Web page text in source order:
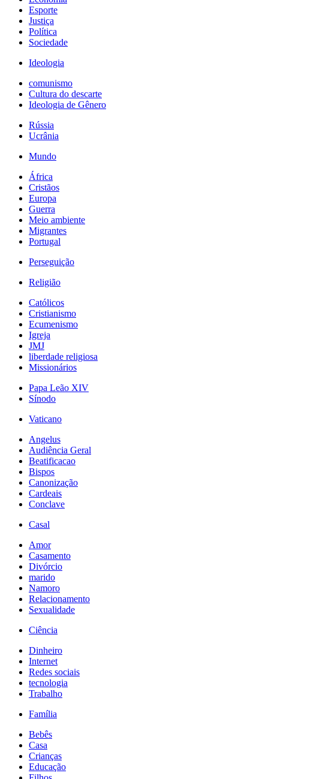
Esporte
Justiça
Política
Sociedade
Ideologia
comunismo
Cultura do descarte
Ideologia de Gênero
Rússia
Ucrânia
Mundo
África
Cristãos
Europa
Guerra
Meio ambiente
Migrantes
Portugal
Perseguição
Religião
Católicos
Cristianismo
Ecumenismo
Igreja
JMJ
liberdade religiosa
Missionários
Papa Leão XIV
Sínodo
Vaticano
Angelus
Audiência Geral
Beatificacao
Bispos
Canonização
Cardeais
Conclave
Casal
Amor
Casamento
Divórcio
marido
Namoro
Relacionamento
Sexualidade
Ciência
Dinheiro
Internet
Redes sociais
tecnologia
Trabalho
Família
Bebês
Casa
Crianças
Educação